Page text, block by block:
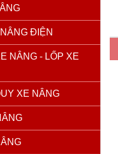
ĐIỆN
NÂNG - LỐP XE
XE NÂNG